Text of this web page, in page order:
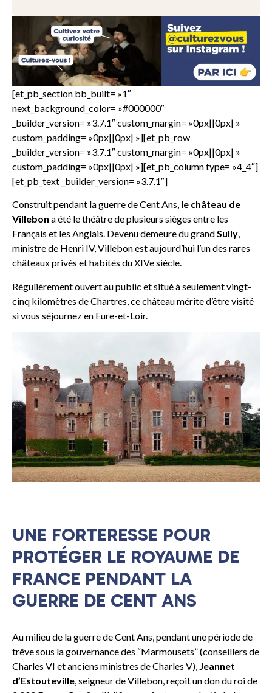
[et_pb_section bb_built= »1″
next_background_color= »#000000″
_builder_version= »3.7.1″ custom_margin= »0px||0px| »
custom_padding= »0px||0px| »][et_pb_row
_builder_version= »3.7.1″ custom_margin= »0px||0px| »
custom_padding= »0px||0px| »][et_pb_column type= »4_4″]
[et_pb_text _builder_version= »3.7.1″]
Construit pendant la guerre de Cent Ans, le château de
Villebon a été le théâtre de plusieurs sièges entre les
Français et les Anglais. Devenu demeure du grandSully,
ministre de Henri IV, Villebon est aujourd’hui l’un des rares
châteaux privés et habités du XIVe siècle.
Régulièrement ouvert au public et situé à seulement vingt-
cinq kilomètres de Chartres, ce château mérite d’être visité
si vous séjournez en Eure-et-Loir.
UNE FORTERESSE POUR
PROTÉGER LE ROYAUME DE
FRANCE PENDANT LA
GUERRE DE CENT ANS
Au milieu de la guerre de Cent Ans, pendant une période de
trêve sous la gouvernance des “Marmousets” (conseillers de
Charles VI et anciens ministres de Charles V), Jeannet
d’Estouteville, seigneur de Villebon, reçoit un don du roi de